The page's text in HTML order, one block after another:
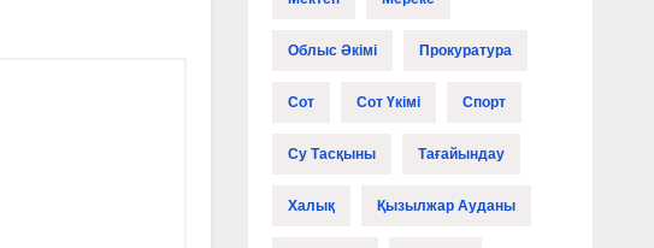
Облыс Әкімі Прокуратура
Сот Сот Үкімі Спорт
Су Тасқыны Тағайындау
Халық Қызылжар Ауданы